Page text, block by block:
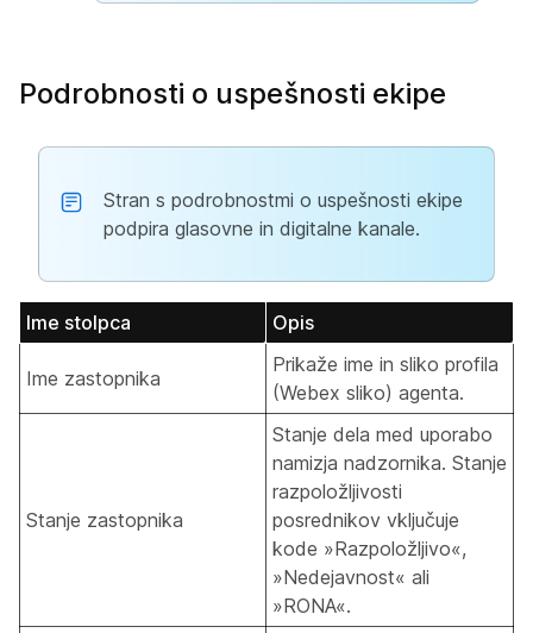
Podrobnosti o uspešnosti ekipe
Stran s podrobnostmi o uspešnosti ekipe
podpira glasovne in digitalne kanale.
Ime stolpca Opis
Ime zastopnika
Prikaže ime in sliko profila
(Webex sliko) agenta.
Stanje zastopnika
Stanje dela med uporabo
namizja nadzornika. Stanje
razpoložljivosti
posrednikov vključuje
kode »Razpoložljivo«,
»Nedejavnost« ali
»RONA«.